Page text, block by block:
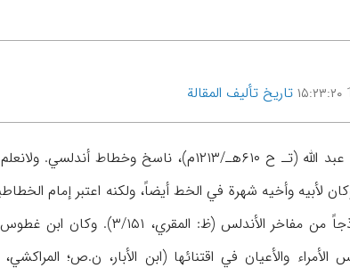
تاریخ تألیف المقالة
أبو عبد الله محمد بن عبد الله (تـ ح ۶۱۰هـ/
۲/۵۹۳؛ المراكشي، ۶/۳۱۴). وكان لأبیه وأخیه شهرة في الخط أیضاً،
۱۵۱). وكان ابن غطوس قد آلی علی نفسه ألایخط حرفاً من غیر آیات